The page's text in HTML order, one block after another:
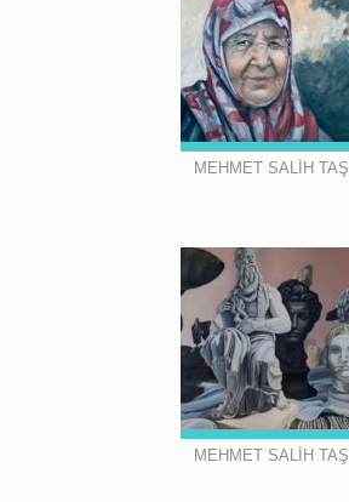
MEHMET SALİH TAŞ
MEHMET SALİH TAŞ